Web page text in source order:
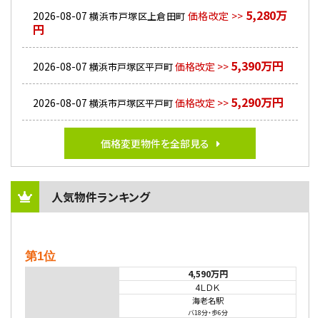
2026-08-07 横浜市戸塚区上倉田町 価格改定 >> 5,280万
円
2026-08-07 横浜市戸塚区平戸町価格改定 >> 5,390万円
2026-08-07 横浜市戸塚区平戸町価格改定 >> 5,290万円
価格変更物件を全部見る
人気物件ランキング
第1位
4,590万円
4ＬＤＫ
海老名駅
バ18分・歩6分